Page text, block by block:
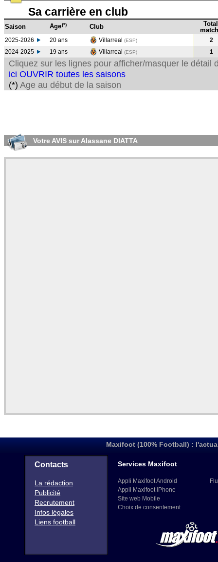
Sa carrière en club
Saison Age(*) Club
Total
2025-2026 20 ans Villarreal (ESP)
2
2024-2025
19 ans Villarreal (ESP) 1
Cliquez sur les lignes pour afficher/masquer le détail
ici OUVRIR toutes les saisons
(*) Age au début de la saison
Votre AVIS sur Alassane DIATTA
Maxifoot (100% Football) :
Contacts
La rédaction
Publicité
Recrutement
Infos légales
Liens football
Services Maxifoot
Appli Maxifoot Android
Appli Maxifoot iPhone
Site web Mobile
Choix de consentement